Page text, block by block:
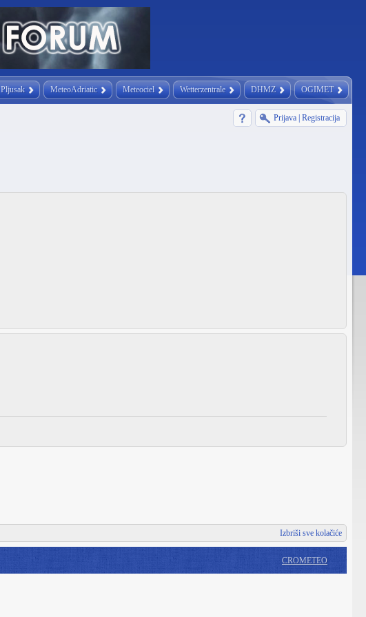
Pljusak MeteoAdriatic Meteociel Wetterzentrale DHMZ OGIMET
Prijava Registracija
Izbriši sve kolačiće
CROMETEO